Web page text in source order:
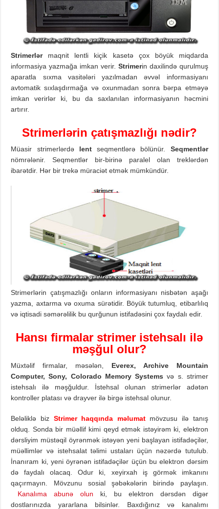
Strimerlərmaqnit lentli kiçik kasetə çox böyük miqdarda
informasiya yazmağa imkan verir. Strimerin daxilində qurulmuş
aparatla sıxma vasitələri yazılmadan əvvəl informasiyanı
avtomatik sıxlaşdırmağa və oxunmadan sonra bərpa etməyə
imkan verirlər ki, bu da saxlanılan informasiyanın həcmini
artırır.
Strimerlərin çatışmazlığı nədir?
Müasir strimerlərdə lentseqmentlərə bölünür. Seqmentlər
nömrələnir. Seqmentlər bir-birinə paralel olan treklərdən
ibarətdir. Hər bir trekə müraciət etmək mümkündür.
Strimerlərin çatışmazlığı onların informasiyanı nisbətən aşağı
yazma, axtarma və oxuma sürətidir. Böyük tutumluq, etibarlılıq
və iqtisadi səmərəlilik bu qurğunun istifadəsini çox faydalı edir.
Hansı firmalar strimer istehsalı ilə
məşğul olur?
Müxtəlif firmalar, məsələn, Everex, Archive Mountain
Computer, Sony, Colorado Memory Systems və s. strimer
istehsalı ilə məşğuldur. İstehsal olunan strimerlər adətən
kontroller platası və drayver ilə birgə istehsal olunur.
Beləliklə biz Strimer haqqında məlumat mövzusu ilə tanış
olduq. Sonda bir müəllif kimi qeyd etmək istəyirəm ki, elektron
dərsliyim müstəqil öyrənmək istəyən yeni başlayan istifadəçilər,
müəllimlər və istehsalat təlimi ustaları üçün nəzərdə tutulub.
İnanıram ki, yeni öyrənən istifadəçilər üçün bu elektron dərsim
də faydalı olacaq. Odur ki, xeyirxah iş görmək imkanını
qaçırmayın. Mövzunu sosial şəbəkələrin birində paylaşın.
Kanalıma abunə olun ki, bu elektron dərsdən digər
dostlarınızda yararlana bilsinlər. Baxdığınız və kanalımı